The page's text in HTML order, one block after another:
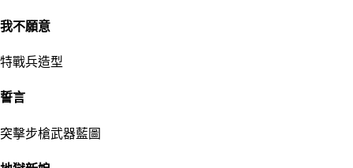
我不願意
特戰兵造型
誓言
突擊步槍武器藍圖